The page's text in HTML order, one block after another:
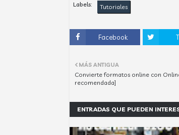
Labels: Tutoriales
Facebook
MÁS ANTIGUA
Convierte formatos online con
recomendada]
ENTRADAS QUE PUEDEN